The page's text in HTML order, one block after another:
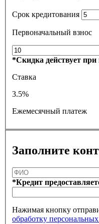
Срок кредитования
Первоначальный взнос
*Скидка действует при
Ставка
3.5%
Ежемесячный платеж
Заполните
*Кредит
Нажимая кнопку
обработку